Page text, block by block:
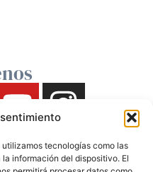
tecnologías como las
información del dispositivo. El